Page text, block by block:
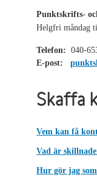
Punktskrifts-
Helgfri måndag
Telefon: 040-
E-post:
Skaffa
Vem kan få
Vad är
Hur gör jag